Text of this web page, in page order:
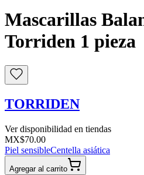
Mascarillas
Torriden 1 pieza
TORRIDEN
Ver disponibilidad en tiendas
MX$70.00
Piel sensibleCentella asiática
Agregar al carrito